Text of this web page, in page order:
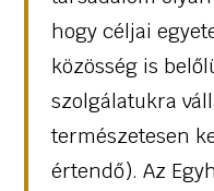
hogy céljai
közösség is
szolgálatukra
természetesen
értendő). Az